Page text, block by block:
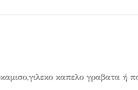
καπελο γραβατα ή